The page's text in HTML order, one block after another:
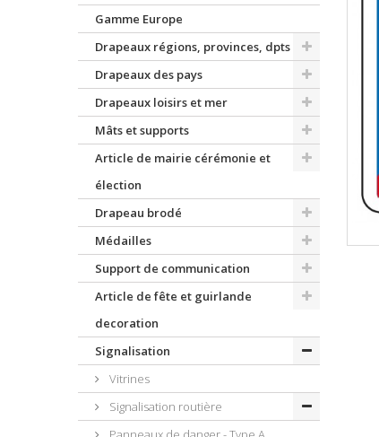
Gamme Europe
Drapeaux régions, provinces, dpts
Drapeaux des pays
Drapeaux loisirs et mer
Mâts et supports
Article de mairie cérémonie et
élection
Drapeau brodé
Médailles
Support de communication
Article de fête et guirlande
decoration
Signalisation
Vitrines
Signalisation routière